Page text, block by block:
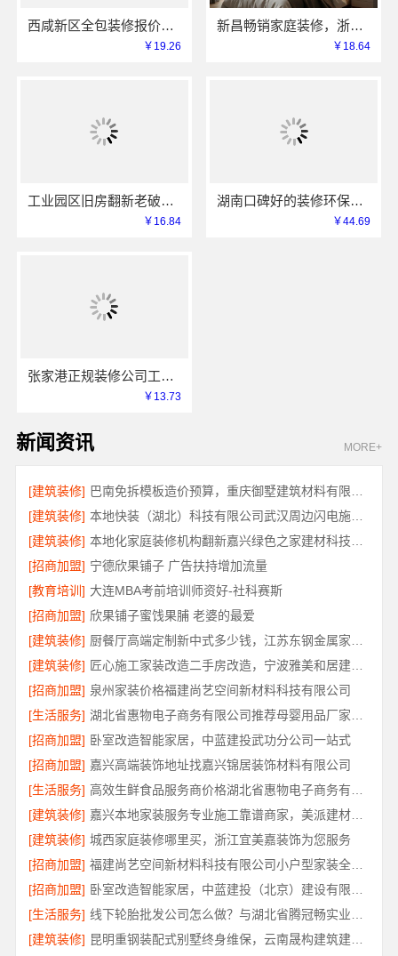
西咸新区全包装修报价，中蓝建投（北京）建设有限公司武功分公司透明清晰
￥19.26
新昌畅销家庭装修，浙江宜美嘉供应链严选好材
￥18.64
工业园区旧房翻新老破小拎包入住，苏州兔哥哥智装焕新
￥16.84
湖南口碑好的装修环保材料，湖南创益讯建筑让您安心入住
￥44.69
张家港正规装修公司工程施工费用，苏州兔哥哥智装透明报价
￥13.73
新闻资讯 MORE+
[建筑装修]
[建筑装修]
本地快装（湖北）科技有限公司武汉周边闪电施工装修
[建筑装修]
[招商加盟] 宁德欣果铺子 广告扶持增加流量
[教育培训] 大连MBA考前培训师资好-社科赛斯
[招商加盟] 欣果铺子蜜饯果脯 老婆的最爱
[建筑装修]
[建筑装修]
匠心施工家装改造二手房改造，宁波雅美和居建材科技有限公司
[招商加盟] 泉州家装价格福建尚艺空间新材料科技有限公司
[生活服务]
[招商加盟] 卧室改造智能家居，中蓝建投武功分公司一站式
[招商加盟] 嘉兴高端装饰地址找嘉兴锦居装饰材料有限公司
[生活服务]
[建筑装修]
嘉兴本地家装服务专业施工靠谱商家，美派建材口碑之选
[建筑装修] 城西家庭装修哪里买，浙江宜美嘉装饰为您服务
[招商加盟]
福建尚艺空间新材料科技有限公司小户型家装全屋改造
[招商加盟]
[生活服务]
[建筑装修]
昆明重钢装配式别墅终身维保，云南晟构建筑建材有限公司